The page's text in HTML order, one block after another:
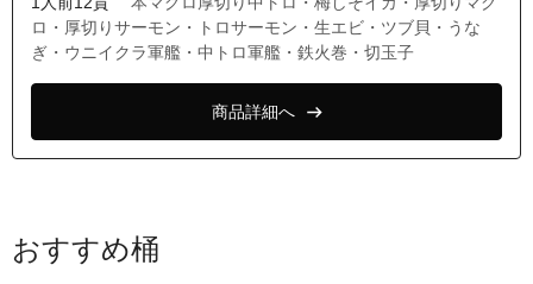
ロ・厚切りサーモン・トロサーモン・生エビ・ツブ貝・うな
ぎ・ウニイクラ軍艦・中トロ軍艦・鉄火巻・切玉子
商品詳細へ
おすすめ桶